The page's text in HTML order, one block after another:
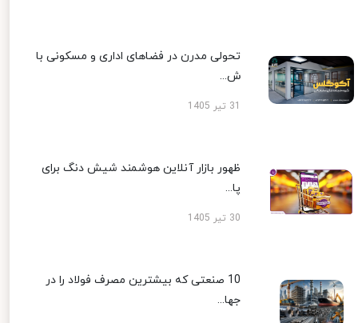
تحولی مدرن در فضاهای اداری و مسکونی با
ش...
ظهور بازار آنلاین هوشمند شیش دنگ برای
پا...
30 تیر 1405
10 صنعتی که بیشترین مصرف فولاد را در
جها...